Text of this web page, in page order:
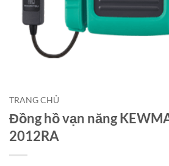
TRANG CHỦ
Đồng hồ vạn năng
2012RA